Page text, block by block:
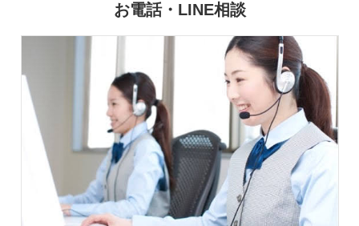
お電話・LINE相談